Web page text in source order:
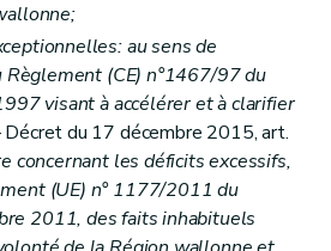
au sens de
(CE) n°1467/97 du
visant à accélérer et à clarifier
Décret du 17 décembre 2015, art.
concernant les déficits excessifs,
(UE) n° 1177/2011 du
2011, des faits inhabituels